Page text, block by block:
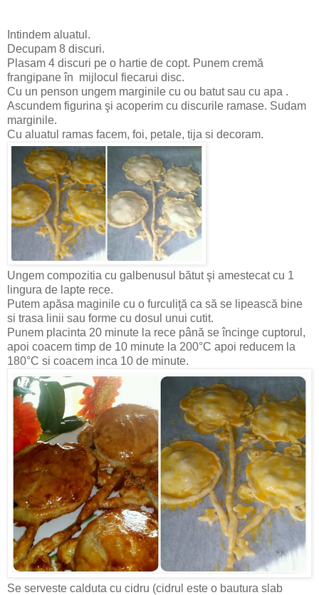
Intindem aluatul.
Decupam 8 discuri.
Plasam 4 discuri pe o hartie de copt. Punem cremă
frangipane în mijlocul fiecarui disc.
Cu un penson ungem marginile cu ou batut sau cu apa .
Ascundem figurina şi acoperim cu discurile ramase. Sudam
marginile.
Cu aluatul ramas facem, foi, petale, tija si decoram.
Ungem compozitia cu galbenusul bătut şi amestecat cu 1
lingura de lapte rece.
Putem apăsa maginile cu o furculiţă ca să se lipească bine
si trasa linii sau forme cu dosul unui cutit.
Punem placinta 20 minute la rece până se încinge cuptorul,
apoi coacem timp de 10 minute la 200°C apoi reducem la
180°C si coacem inca 10 de minute.
Se serveste calduta cu cidru (cidrul este o bautura slab